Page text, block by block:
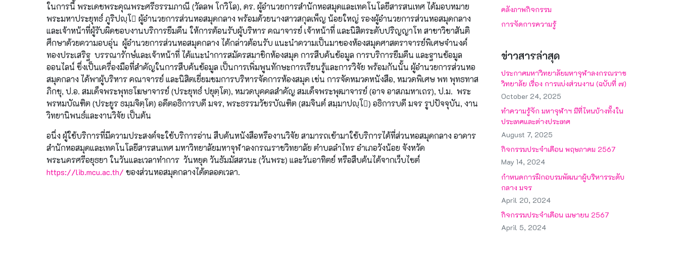
ในการนี้ พระเดชพระคุณพระศรีธรรมภาณี (วัลลพ โกวิโล), ดร. ผู้อำนวยการสำนักหอสมุดและเทคโนโลยีสารสนเทศ ได้มอบหมาย
พระมหาประยุทธ์ ภูริปญฺโ ผู้อำนวยการส่วนหอสมุดกลาง พร้อมด้วยนางสาวสกุลเพ็ญ น้อยใหญ่ รองผู้อำนวยการส่วนหอสมุดกลาง
และเจ้าหน้าที่ผู้รับผิดชอบงานบริการยืมคืน ให้การต้อนรับผู้บริหาร คณาจารย์ เจ้าหน้าที่ และนิสิตระดับปริญญาโท สาขาวิชาสันติ
ศึกษาด้วยความอบอุ่น ผู้อำนวยการส่วนหอสมุดกลาง ได้กล่าวต้อนรับ แนะนำความเป็นมาของห้องสมุดศาสตราจารย์พิเศษจำนงค์
ทองประเสริฐ บรรณารักษ์และเจ้าหน้าที่ ได้แนะนำการสมัครสมาชิกห้องสมุด การสืบค้นข้อมูล การบริการยืมคืน และฐานข้อมูล
ออนไลน์ ซึ่งเป็นเครื่องมือที่สำคัญในการสืบค้นข้อมูล เป็นการเพิ่มพูนทักษะการเรียนรู้และการวิจัย พร้อมกันนั้น ผู้อำนวยการส่วนหอ
สมุดกลาง ได้พาผู้บริหาร คณาจารย์ และนิสิตเยี่ยมชมการบริหารจัดการห้องสมุด เช่น การจัดหมวดหนังสือ, หมวดพิเศษ พท พุทธทาส
ภิกขุ, ป.อ. สมเด็จพระพุทธโฆษาจารย์ (ประยุทธ์ ปยุตฺโต), หมวดบุคคลสำคัญ สมเด็จพระพุฒาจารย์ (อาจ อาสภมหาเถร), ป.ม. พระ
พรหมบัณฑิต (ประยูร ธมฺมจิตฺโต) อดีตอธิการบดี มจร, พระธรรมวัชรบัณฑิต (สมจินต์ สมฺมาปญฺโ) อธิการบดี มจร รูปปัจจุบัน, งาน
วิทยานิพนธ์และงานวิจัย เป็นต้น
อนึ่ง ผู้ใช้บริการที่มีความประสงค์จะใช้บริการอ่าน สืบค้นหนังสือหรืองานวิจัย สามารถเข้ามาใช้บริการได้ที่ส่วนหอสมุดกลาง อาคาร
สำนักหอสมุดและเทคโนโลยีสารสนเทศ มหาวิทยาลัยมหาจุฬาลงกรณราชวิทยาลัย ตำบลลำไทร อำเภอวังน้อย จังหวัด
พระนครศรีอยุธยา ในวันและเวลาทำการ วันหยุด วันธัมมัสสวนะ (วันพระ) และวันอาทิตย์ หรือสืบค้นได้จากเว็บไซต์
https://lib.mcu.ac.th/ ของส่วนหอสมุดกลางได้ตลอดเวลา.
คลังภาพกิจกรรม
การจัดการความรู้
ข่าวสารล่าสุด
ประกาศมหาวิทยาลัยมหาจุฬาลงกรณราช
วิทยาลัย เรื่อง การแบ่งส่วนงาน (ฉบับที่ ๗)
October 24, 2025
ทำความรู้จัก มหาจุฬาฯ มีที่ไหนบ้างทั้งใน
ประเทศและต่างประเทศ
August 7, 2025
กิจกรรมประจำเดือน พฤษภาคม 2567
May 14, 2024
กำหนดการฝึกอบรมพัฒนาผู้บริหารระดับ
กลาง มจร
April 20, 2024
กิจกรรมประจำเดือน เมษายน 2567
April 5, 2024